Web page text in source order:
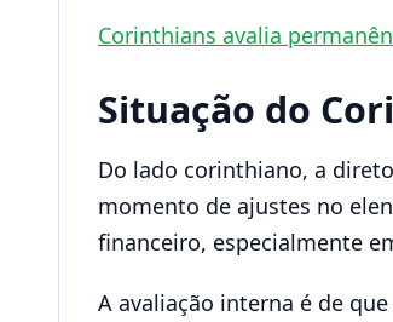
Corinthians avalia
Situação do
Do lado corinthiano, a
momento de ajustes no
financeiro, especialmente
A avaliação interna é de